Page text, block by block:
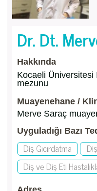
Dr. Dt.
Hakkında
Kocaeli Üniversitesi
mezunu
Muayenehane /
Merve Saraç
Uyguladığı Bazı
Diş Gıcırdatma
Diş ve Diş Eti